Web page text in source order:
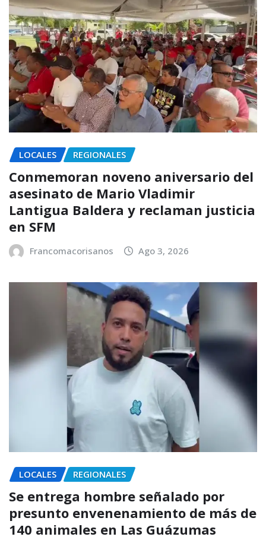
LOCALES REGIONALES
Conmemoran noveno aniversario del
asesinato de Mario Vladimir
Lantigua Baldera y reclaman justicia
en SFM
Francomacorisanos Ago 3, 2026
LOCALES REGIONALES
Se entrega hombre señalado por
presunto envenenamiento de más de
140 animales en Las Guázumas